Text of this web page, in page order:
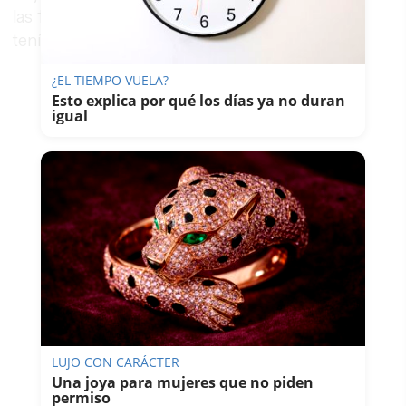
las 13:30 horas y tampoco se subió al vuelo que
tenía reservado de regreso a España.
¿EL TIEMPO VUELA?
Esto explica por qué los días ya no duran
igual
LUJO CON CARÁCTER
Una joya para mujeres que no piden
permiso